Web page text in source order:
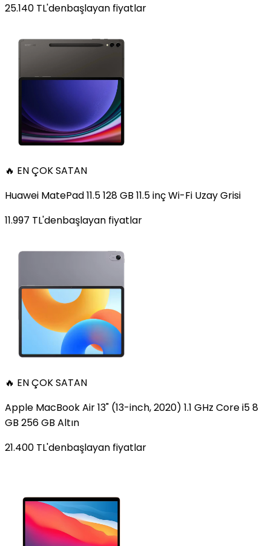
25.140 TL'denbaşlayan fiyatlar
🔥 EN ÇOK SATAN
Huawei MatePad 11.5 128 GB 11.5 inç Wi-Fi Uzay Grisi
11.997 TL'denbaşlayan fiyatlar
🔥 EN ÇOK SATAN
Apple MacBook Air 13" (13-inch, 2020) 1.1 GHz Core i5 8
GB 256 GB Altın
21.400 TL'denbaşlayan fiyatlar